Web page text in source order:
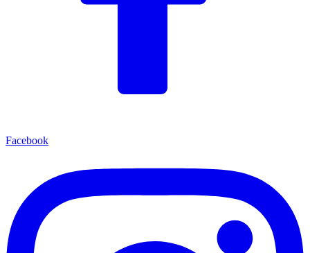
Facebook